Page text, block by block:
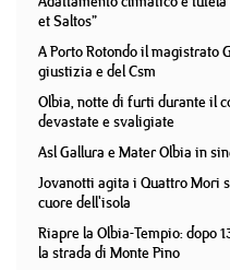
et Saltos”
A Porto Rotondo il magistrato
giustizia e del Csm
Olbia, notte di furti durante il
devastate e svaligiate
Asl Gallura e Mater Olbia in
Jovanotti agita i Quattro Mori
cuore dell'isola
Riapre la Olbia-Tempio: dopo
la strada di Monte Pino